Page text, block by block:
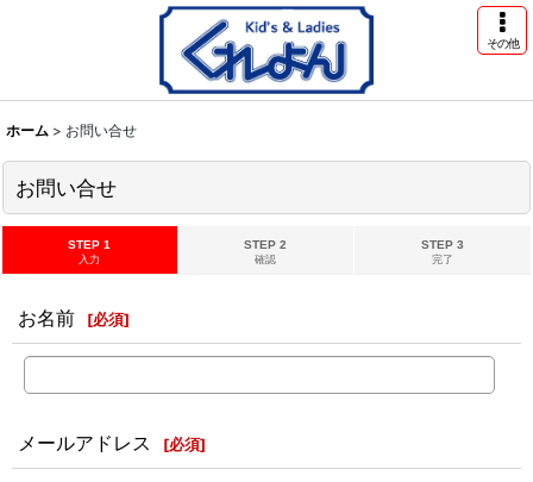
その他
ホーム > お問い合せ
お問い合せ
STEP 1
入力
STEP 2
確認
STEP 3
完了
お名前 [必須]
メールアドレス [必須]